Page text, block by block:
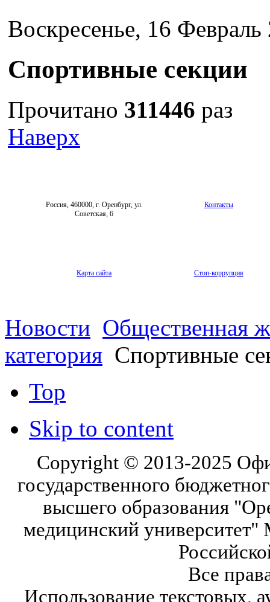
Воскресенье, 16
Спортивные секции
Прочитано 311446 раз
Наверх
Россия, 460000, г. Оренбург, ул.
Советская, 6
Контакты
Карта сайта Стоп-коррупция
Новости Общественная
категория Спортивные
Top
Skip to content
Copyright © 2013-2025
государственного
высшего образования
медицинский университет"
Все
Использование текстовых,